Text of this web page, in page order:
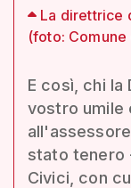
La direttrice
(foto: Comune
E così, chi la
vostro umile
stato tenero
Civici, con